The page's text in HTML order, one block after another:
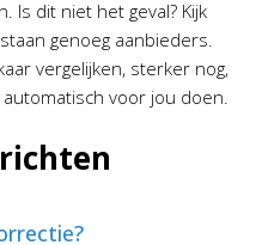
Is dit niet het geval? Kijk
genoeg aanbieders.
vergelijken, sterker nog,
voor jou doen.